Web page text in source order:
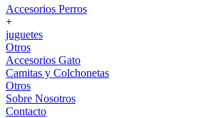
Accesorios Perros
+
juguetes
Otros
Accesorios Gato
Camitas y Colchonetas
Otros
Sobre Nosotros
Contacto